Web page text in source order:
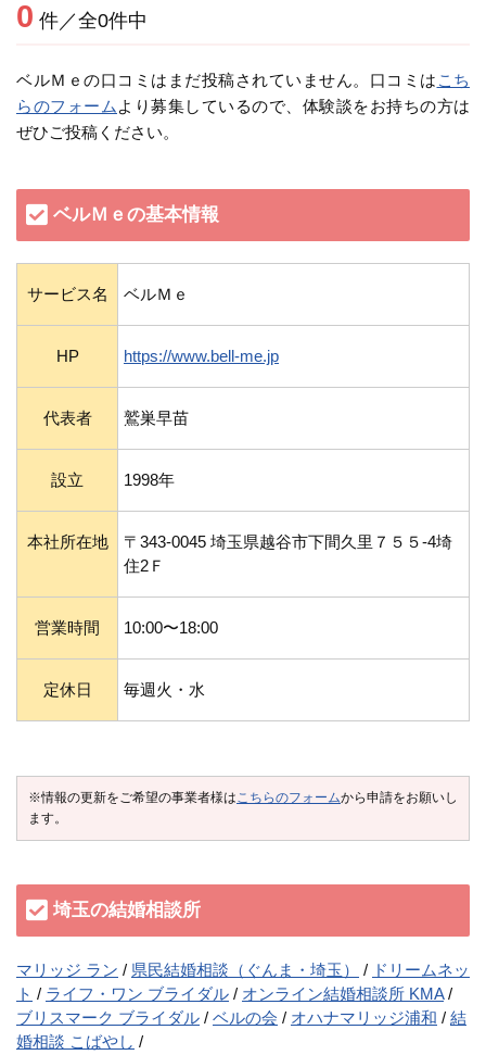
0 件／全0件中
ベルＭｅの口コミはまだ投稿されていません。口コミは こち
らのフォーム より募集しているので、体験談をお持ちの方は
ぜひご投稿ください。
ベルＭｅの基本情報
サービス名 ベルＭｅ
HP https://www.bell-me.jp
代表者 鷲巣早苗
設立 1998年
本社所在地
〒343-0045 埼玉県越谷市下間久里７５５-4埼
住2Ｆ
営業時間 10:00〜18:00
定休日 毎週火・水
※情報の更新をご希望の事業者様はこちらのフォームから申請をお願いし
ます。
埼玉の結婚相談所
マリッジ ラン 県民結婚相談（ぐんま・埼玉）
ドリームネッ
ト
ライフ・ワン ブライダル
オンライン結婚相談所 KMA
ブリスマーク ブライダル
ベルの会 オハナマリッジ浦和
結
婚相談 こばやし